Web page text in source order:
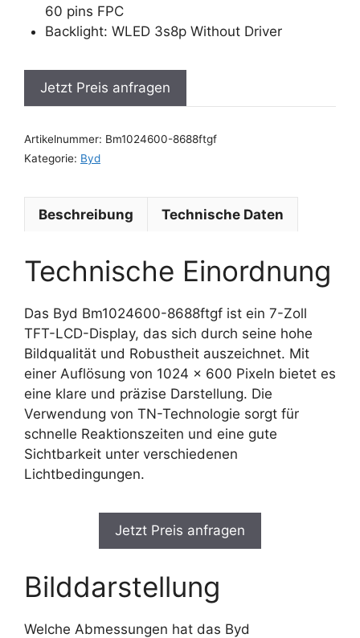
60 pins FPC
Backlight: WLED 3s8p Without Driver
Jetzt Preis anfragen
Artikelnummer: Bm1024600-8688ftgf
Kategorie: Byd
Beschreibung Technische Daten
Technische Einordnung
Das Byd Bm1024600-8688ftgf ist ein 7-Zoll
TFT-LCD-Display, das sich durch seine hohe
Bildqualität und Robustheit auszeichnet. Mit
einer Auflösung von 1024 x 600 Pixeln bietet es
eine klare und präzise Darstellung. Die
Verwendung von TN-Technologie sorgt für
schnelle Reaktionszeiten und eine gute
Sichtbarkeit unter verschiedenen
Lichtbedingungen.
Jetzt Preis anfragen
Bilddarstellung
Welche Abmessungen hat das Byd